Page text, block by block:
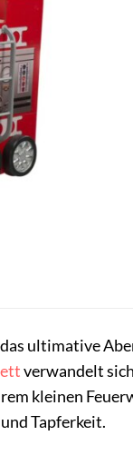
ultimative
verwandelt
kleinen
Tapferkeit.